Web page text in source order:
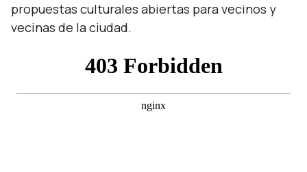
propuestas culturales abiertas para vecinos y
vecinas de la ciudad.